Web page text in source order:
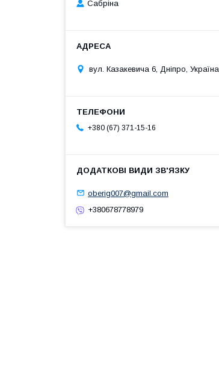
Сабріна
вул. Казакевича 6, Дніпро, Україна
+380 (67) 371-15-16
oberig007@gmail.com
+380678778979